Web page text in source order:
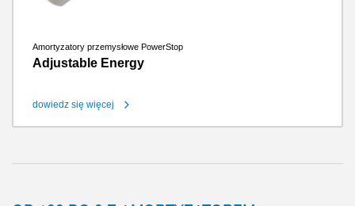
Amortyzatory przemysłowe PowerStop
Adjustable Energy
dowiedz się więcej